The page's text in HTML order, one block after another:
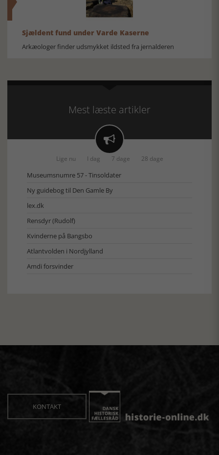
Sjældent fund under Varde Kaserne
Arkæologer finder udsmykket ildsted fra jernalderen
Mest læste artikler

Lige nu I dag 7 dage 28 dage
Museumsnumre 57 - Tinsoldater
Ny guidebog til Den Gamle By
lex.dk
Rensdyr (Rudolf)
Kvinderne på Bangsbo
Atlantvolden i Nordjylland
Amdi forsvinder
KONTAKT